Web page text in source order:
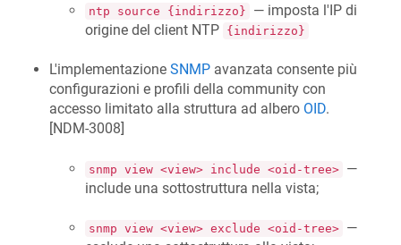
ntp source {indirizzo}
— imposta l'IP di
origine del client NTP {indirizzo}
L'implementazione SNMP avanzata consente più
configurazioni e profili della community con
accesso limitato alla struttura ad albero OID.
[NDM-3008]
snmp view <view> include <oid-tree> —
include una sottostruttura nella vista;
snmp view <view> exclude <oid-tree> —